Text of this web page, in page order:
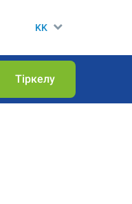
KK
Тіркелу